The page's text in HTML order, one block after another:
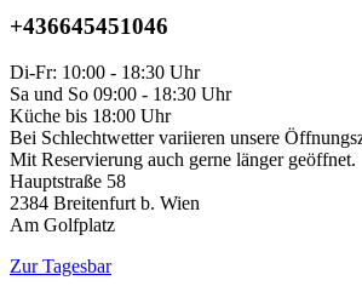
+436645451046
Di-Fr: 10:00 - 18:30 Uhr
Sa und So 09:00 - 18:30 Uhr
Küche bis 18:00 Uhr
Bei Schlechtwetter variieren unsere
Mit Reservierung auch gerne länger geöffnet.
Hauptstraße 58
2384 Breitenfurt b. Wien
Am Golfplatz
Zur Tagesbar